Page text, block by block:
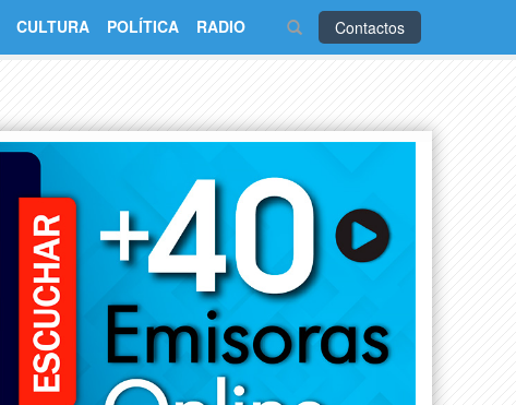
Contactos
CULTURA POLÍTICA RADIO